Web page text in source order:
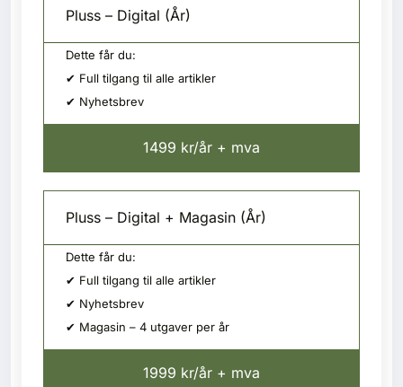
Pluss – Digital (År)
Dette får du:
✔ Full tilgang til alle artikler
✔ Nyhetsbrev
1499 kr/år + mva
Pluss – Digital + Magasin (År)
Dette får du:
✔ Full tilgang til alle artikler
✔ Nyhetsbrev
✔ Magasin – 4 utgaver per år
1999 kr/år + mva